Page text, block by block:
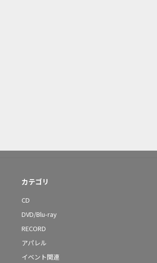
カテゴリ
CD
DVD/Blu-ray
RECORD
アパレル
イベント関連